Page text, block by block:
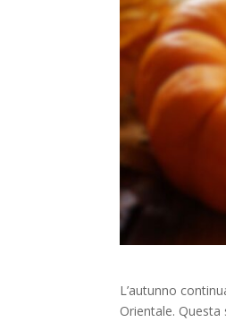
L’autunno
Orientale.